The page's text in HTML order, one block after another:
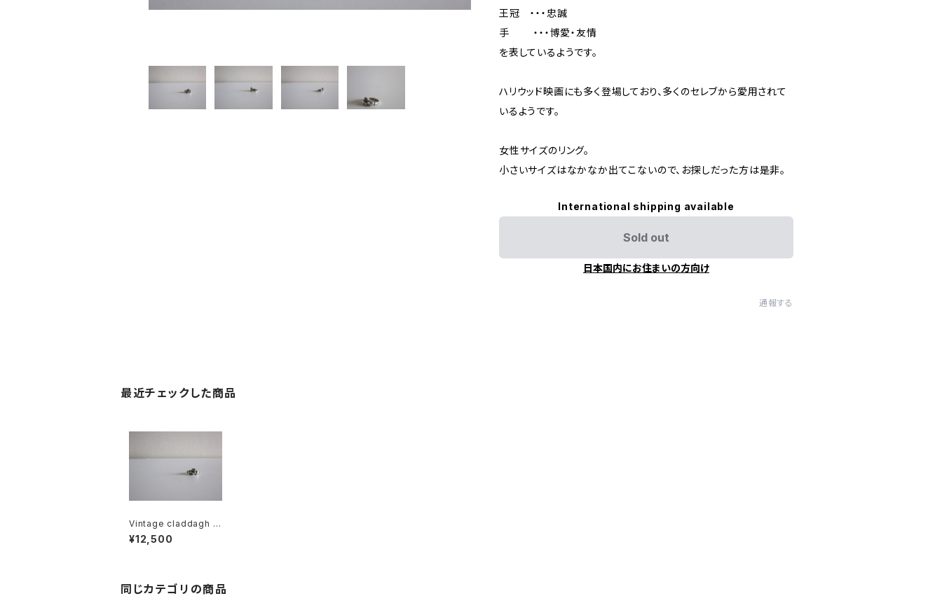
王冠 ・・・忠誠
手 ・・・博愛・友情
を表しているようです。
ハリウッド映画にも多く登場しており、多くのセレブから愛用されて
いるようです。
女性サイズのリング。
小さいサイズはなかなか出てこないので、お探しだった方は是非。
International shipping available
Sold out
日本国内にお住まいの方向け
通報する
最近チェックした商品
Vintage claddagh Ri
ng US4.75
¥12,500
同じカテゴリの商品